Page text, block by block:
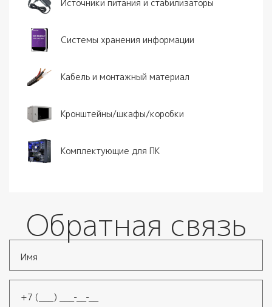
Источники питания и стабилизаторы
Системы хранения информации
Кабель и монтажный материал
Кронштейны/шкафы/коробки
Комплектующие для ПК
Обратная связь